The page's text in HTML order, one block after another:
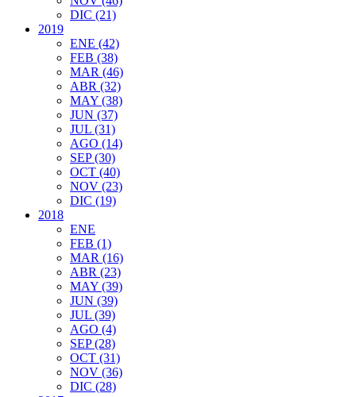
DIC (21)
2019
ENE (42)
FEB (38)
MAR (46)
ABR (32)
MAY (38)
JUN (37)
JUL (31)
AGO (14)
SEP (30)
OCT (40)
NOV (23)
DIC (19)
2018
ENE
FEB (1)
MAR (16)
ABR (23)
MAY (39)
JUN (39)
JUL (39)
AGO (4)
SEP (28)
OCT (31)
NOV (36)
DIC (28)